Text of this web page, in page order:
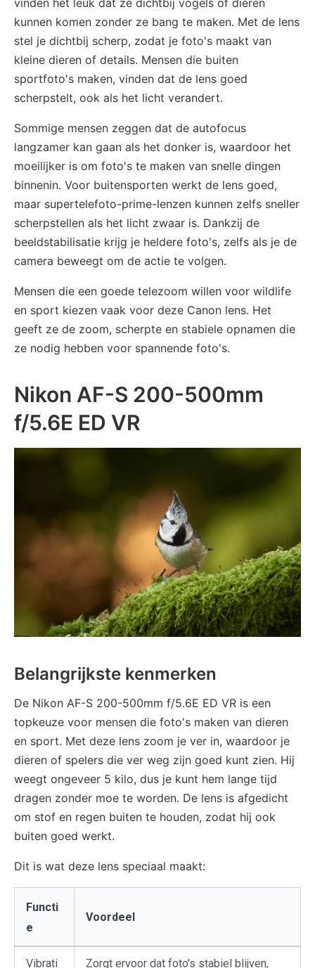
vinden het leuk dat ze dichtbij vogels of dieren
kunnen komen zonder ze bang te maken. Met de lens
stel je dichtbij scherp, zodat je foto's maakt van
kleine dieren of details. Mensen die buiten
sportfoto's maken, vinden dat de lens goed
scherpstelt, ook als het licht verandert.
Sommige mensen zeggen dat de autofocus
langzamer kan gaan als het donker is, waardoor het
moeilijker is om foto's te maken van snelle dingen
binnenin. Voor buitensporten werkt de lens goed,
maar supertelefoto-prime-lenzen kunnen zelfs sneller
scherpstellen als het licht zwaar is. Dankzij de
beeldstabilisatie krijg je heldere foto's, zelfs als je de
camera beweegt om de actie te volgen.
Mensen die een goede telezoom willen voor wildlife
en sport kiezen vaak voor deze Canon lens. Het
geeft ze de zoom, scherpte en stabiele opnamen die
ze nodig hebben voor spannende foto's.
Nikon AF-S 200-500mm
f/5.6E ED VR
Belangrijkste kenmerken
De Nikon AF-S 200-500mm f/5.6E ED VR is een
topkeuze voor mensen die foto's maken van dieren
en sport. Met deze lens zoom je ver in, waardoor je
dieren of spelers die ver weg zijn goed kunt zien. Hij
weegt ongeveer 5 kilo, dus je kunt hem lange tijd
dragen zonder moe te worden. De lens is afgedicht
om stof en regen buiten te houden, zodat hij ook
buiten goed werkt.
Dit is wat deze lens speciaal maakt:
Functi
e
Voordeel
Vibrati
Zorgt ervoor dat foto's stabiel blijven,